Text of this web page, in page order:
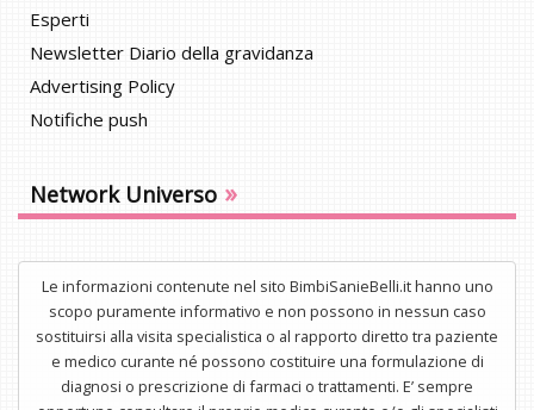
Esperti
Newsletter Diario della gravidanza
Advertising Policy
Notifiche push
Network Universo »
Le informazioni contenute nel sito BimbiSanieBelli.it hanno uno
scopo puramente informativo e non possono in nessun caso
sostituirsi alla visita specialistica o al rapporto diretto tra paziente
e medico curante né possono costituire una formulazione di
diagnosi o prescrizione di farmaci o trattamenti. E’ sempre